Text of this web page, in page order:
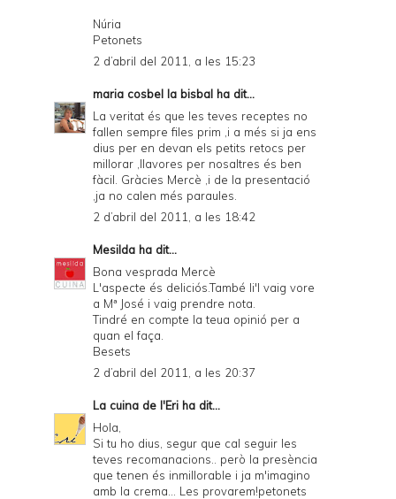
Núria
Petonets
2 d’abril del 2011, a les 15:23
maria cosbel la bisbal ha dit...
La veritat és que les teves receptes no
fallen sempre files prim ,i a més si ja ens
dius per en devan els petits retocs per
millorar ,llavores per nosaltres és ben
fàcil. Gràcies Mercè ,i de la presentació
,ja no calen més paraules.
2 d’abril del 2011, a les 18:42
Mesilda ha dit...
Bona vesprada Mercè
L'aspecte és deliciós.També li'l vaig vore
a Mª José i vaig prendre nota.
Tindré en compte la teua opinió per a
quan el faça.
Besets
2 d’abril del 2011, a les 20:37
La cuina de l'Eri ha dit...
Hola,
Si tu ho dius, segur que cal seguir les
teves recomanacions.. però la presència
que tenen és inmillorable i ja m'imagino
amb la crema... Les provarem!petonets